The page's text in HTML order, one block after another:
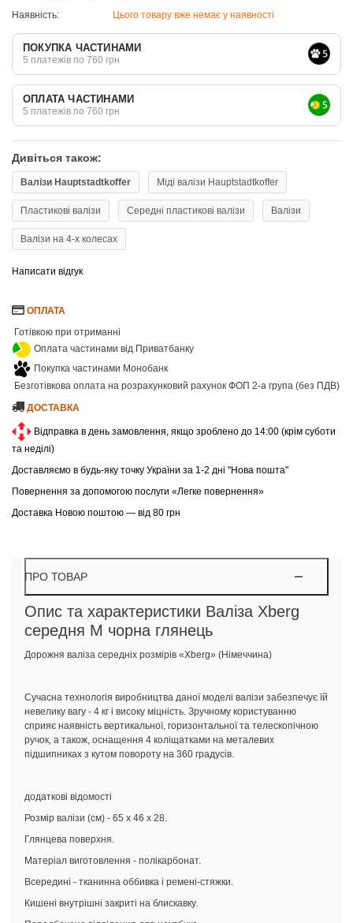
Наявність: Цього товару вже немає у наявності
ПОКУПКА ЧАСТИНАМИ
5 платежів по 760 грн
ОПЛАТА ЧАСТИНАМИ
5 платежів по 760 грн
Дивіться також:
Валізи Hauptstadtkoffer Міді валізи Hauptstadtkoffer
Пластикові валізи Середні пластикові валізи Валізи
Валізи на 4-х колесах
Написати відгук
ОПЛАТА
Готівкою при отриманні
Оплата частинами від Приватбанку
Покупка частинами Монобанк
Безготівкова оплата на розрахунковий рахунок ФОП 2-а група (без ПДВ)
ДОСТАВКА
Відправка в день замовлення, якщо зроблено до 14:00 (крім суботи
та неділі)
Доставляємо в будь-яку точку України за 1-2 дні "Нова пошта"
Повернення за допомогою послуги «Легке повернення»
Доставка Новою поштою — від 80 грн
ПРО ТОВАР
Опис та характеристики Валіза Xberg
середня M чорна глянець
Дорожня валіза середніх розмірів «Xberg» (Німеччина)
Сучасна технологія виробництва даної моделі валізи забезпечує їй
невелику вагу - 4 кг і високу міцність. Зручному користуванню
сприяє наявність вертикальної, горизонтальної та телескопічною
ручок, а також, оснащення 4 коліщатками на металевих
підшипниках з кутом повороту на 360 градусів.
додаткові відомості
Розмір валізи (см) - 65 х 46 х 28.
Глянцева поверхня.
Матеріал виготовлення - полікарбонат.
Всередині - тканинна оббивка і ремені-стяжки.
Кишені внутрішні закриті на блискавку.